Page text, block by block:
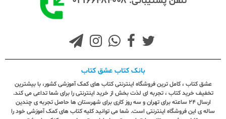
بانک کتاب عشق کتاب
عشق کتاب ، کامل ترین فروشگاه اینترنتی کتاب های کمک آموزشی کشور، با بیشترین
تخفیف خرید کتاب ، تجربه ای لذت بخش از خرید اینترنتی را برای شما تداعی می کند.
ارسال ٢٤ ساعته برای تهران و سه روز کاری برای شهرستان ها حاصل تجربه ی چندین
ساله ی این فروشگاه اینترنتی است. شما می توانید کلیه کتاب های کمک آموزشی خود را